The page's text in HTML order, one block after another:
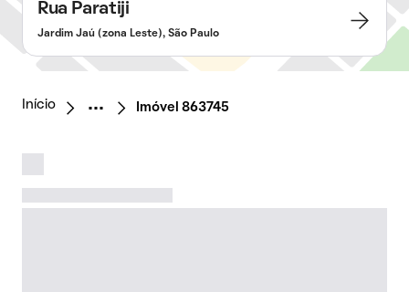
Rua Paratiji
Jardim Jaú (zona Leste), São Paulo
Início Imóvel 863745